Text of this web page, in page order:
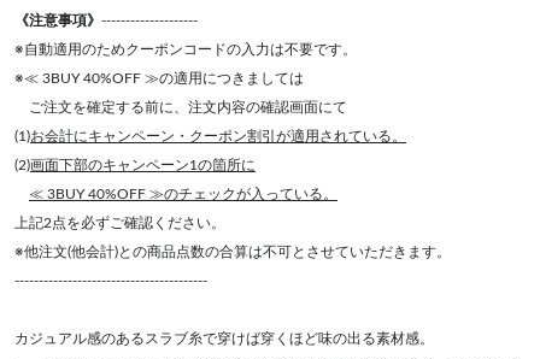
《注意事項》 --------------------
※自動適用のためクーポンコードの入力は不要です。
※≪ 3BUY 40%OFF ≫の適用につきましては
ご注文を確定する前に、注文内容の確認画面にて
(1)お会計にキャンペーン・クーポン割引が適用されている。
(2)画面下部のキャンペーン1の箇所に
≪ 3BUY 40%OFF ≫のチェックが入っている。
上記2点を必ずご確認ください。
※他注文(他会計)との商品点数の合算は不可とさせていただきます。
----------------------------------------
カジュアル感のあるスラブ糸で穿けば穿くほど味の出る素材感。